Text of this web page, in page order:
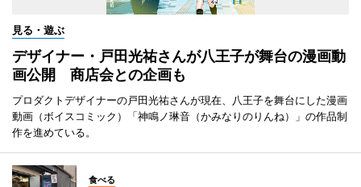
見る・遊ぶ
デザイナー・戸田光祐さんが八王子が舞台の漫画動
画公開 商店会との企画も
プロダクトデザイナーの戸田光祐さんが現在、八王子を舞台にした漫画
動画（ボイスコミック）「神鳴ノ琳音（かみなりのりんね）」の作品制
作を進めている。
食べる